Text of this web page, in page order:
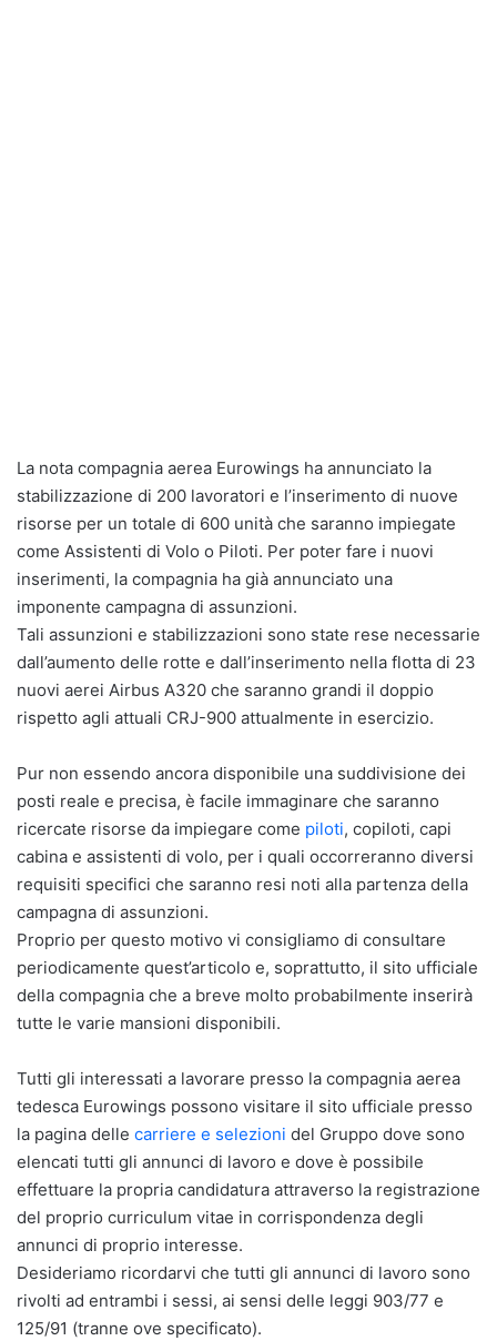
La nota compagnia aerea Eurowings ha annunciato la
stabilizzazione di 200 lavoratori e l’inserimento di nuove
risorse per un totale di 600 unità che saranno impiegate
come Assistenti di Volo o Piloti. Per poter fare i nuovi
inserimenti, la compagnia ha già annunciato una
imponente campagna di assunzioni.
Tali assunzioni e stabilizzazioni sono state rese necessarie
dall’aumento delle rotte e dall’inserimento nella flotta di 23
nuovi aerei Airbus A320 che saranno grandi il doppio
rispetto agli attuali CRJ-900 attualmente in esercizio.
Pur non essendo ancora disponibile una suddivisione dei
posti reale e precisa, è facile immaginare che saranno
ricercate risorse da impiegare come piloti, copiloti, capi
cabina e assistenti di volo, per i quali occorreranno diversi
requisiti specifici che saranno resi noti alla partenza della
campagna di assunzioni.
Proprio per questo motivo vi consigliamo di consultare
periodicamente quest’articolo e, soprattutto, il sito ufficiale
della compagnia che a breve molto probabilmente inserirà
tutte le varie mansioni disponibili.
Tutti gli interessati a lavorare presso la compagnia aerea
tedesca Eurowings possono visitare il sito ufficiale presso
la pagina delle carriere e selezioni del Gruppo dove sono
elencati tutti gli annunci di lavoro e dove è possibile
effettuare la propria candidatura attraverso la registrazione
del proprio curriculum vitae in corrispondenza degli
annunci di proprio interesse.
Desideriamo ricordarvi che tutti gli annunci di lavoro sono
rivolti ad entrambi i sessi, ai sensi delle leggi 903/77 e
125/91 (tranne ove specificato).